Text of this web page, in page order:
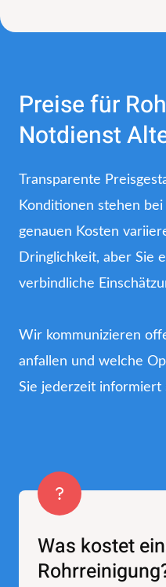
Preise für
Notdienst
Transparente
Konditionen stehen
genauen Kosten
Dringlichkeit, aber Sie
verbindliche
Wir kommunizieren
anfallen und welche
Sie jederzeit informiert
Was kostet